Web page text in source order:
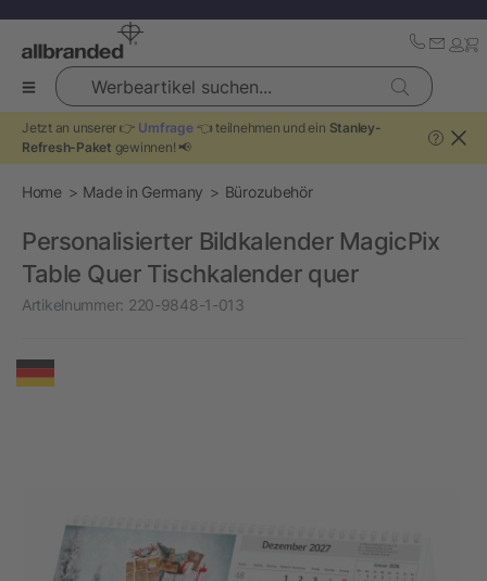
Werbeartikel suchen...
Jetzt an unserer 👉 Umfrage👈 teilnehmen und ein Stanley-
Refresh-Paket gewinnen! 📢
?
Home Made in Germany Bürozubehör
Personalisierter Bildkalender MagicPix
Table Quer Tischkalender quer
Artikelnummer: 220-9848-1-013